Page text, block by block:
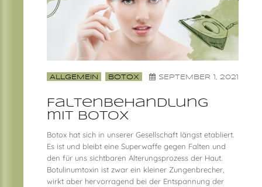
ALLGEMEIN BOTOX SEPTEMBER 1, 2021
Faltenbehandlung
mit Botox
Botox hat sich in unserer Gesellschaft längst etabliert.
Es ist und bleibt eine Superwaffe gegen Falten und
den für uns sichtbaren Alterungsprozess der Haut.
Botulinumtoxin ist zwar ein kleiner Zungenbrecher,
wirkt aber hervorragend bei der Entspannung der